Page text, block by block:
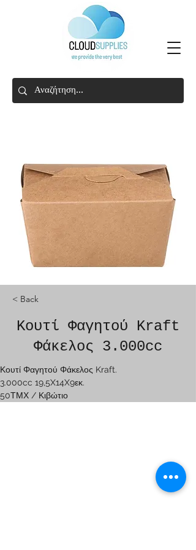
< Back
Κουτί Φαγητού Kraft
Φάκελος 3.000cc
Κουτί Φαγητού Φάκελος Kraft.
3.000cc 19,5X14X9εκ.
50ΤΜΧ / Κιβώτιο